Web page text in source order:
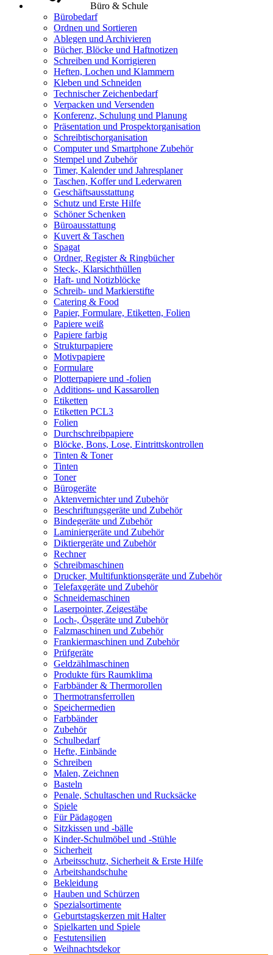
Büro & Schule
Bürobedarf
Ordnen und Sortieren
Ablegen und Archivieren
Bücher, Blöcke und Haftnotizen
Schreiben und Korrigieren
Heften, Lochen und Klammern
Kleben und Schneiden
Technischer Zeichenbedarf
Verpacken und Versenden
Konferenz, Schulung und Planung
Präsentation und Prospektorganisation
Schreibtischorganisation
Computer und Smartphone Zubehör
Stempel und Zubehör
Timer, Kalender und Jahresplaner
Taschen, Koffer und Lederwaren
Geschäftsausstattung
Schutz und Erste Hilfe
Schöner Schenken
Büroausstattung
Kuvert & Taschen
Spagat
Ordner, Register & Ringbücher
Steck-, Klarsichthüllen
Haft- und Notizblöcke
Schreib- und Markierstifte
Catering & Food
Papier, Formulare, Etiketten, Folien
Papiere weiß
Papiere farbig
Strukturpapiere
Motivpapiere
Formulare
Plotterpapiere und -folien
Additions- und Kassarollen
Etiketten
Etiketten PCL3
Folien
Durchschreibpapiere
Blöcke, Bons, Lose, Eintrittskontrollen
Tinten & Toner
Tinten
Toner
Bürogeräte
Aktenvernichter und Zubehör
Beschriftungsgeräte und Zubehör
Bindegeräte und Zubehör
Laminiergeräte und Zubehör
Diktiergeräte und Zubehör
Rechner
Schreibmaschinen
Drucker, Multifunktionsgeräte und Zubehör
Telefaxgeräte und Zubehör
Schneidemaschinen
Laserpointer, Zeigestäbe
Loch-, Ösgeräte und Zubehör
Falzmaschinen und Zubehör
Frankiermaschinen und Zubehör
Prüfgeräte
Geldzählmaschinen
Produkte fürs Raumklima
Farbbänder & Thermorollen
Thermotransferrollen
Speichermedien
Farbbänder
Zubehör
Schulbedarf
Hefte, Einbände
Schreiben
Malen, Zeichnen
Basteln
Penale, Schultaschen und Rucksäcke
Spiele
Für Pädagogen
Sitzkissen und -bälle
Kinder-Schulmöbel und -Stühle
Sicherheit
Arbeitsschutz, Sicherheit & Erste Hilfe
Arbeitshandschuhe
Bekleidung
Hauben und Schürzen
Spezialsortimente
Geburtstagskerzen mit Halter
Spielkarten und Spiele
Festutensilien
Weihnachtsdekor